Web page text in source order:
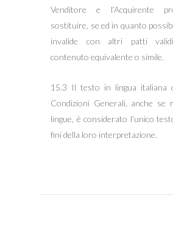
Venditore e l’Acquirente
sostituire, se ed in quanto
invalide con altri patti
contenuto equivalente o simile.
15.3 Il testo in lingua italiana
Condizioni Generali, anche se
lingue, è considerato l’unico
fini della loro interpretazione.